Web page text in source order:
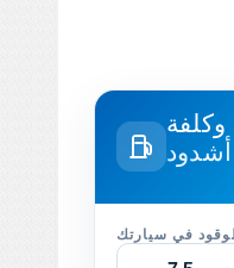
وكلفة
في سيارتك